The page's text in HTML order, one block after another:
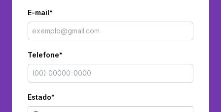
E-mail*
Telefone*
Estado*